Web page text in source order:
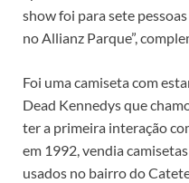
show foi para sete
no Allianz Parque”,
Foi uma camiseta com
Dead Kennedys que
ter a primeira interação
em 1992, vendia
usados no bairro do